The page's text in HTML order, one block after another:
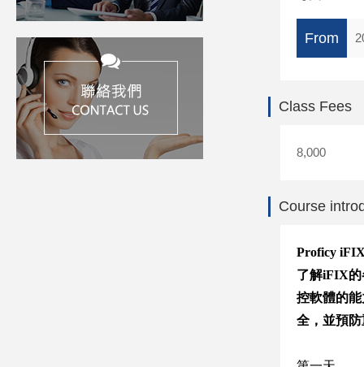
From
Class Fees
8,000
Course
Proficy
了解iFIX的
控軟體的
全，並預